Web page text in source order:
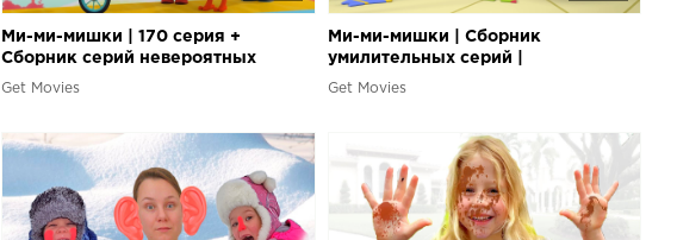
Ми-ми-мишки | 170 серия +
Сборник серий невероятных
приключений и игр | Мультфильмы
Get Movies
Ми-ми-мишки | Сборник
умилительных серий |
Мультфильмы для детей
Get Movies